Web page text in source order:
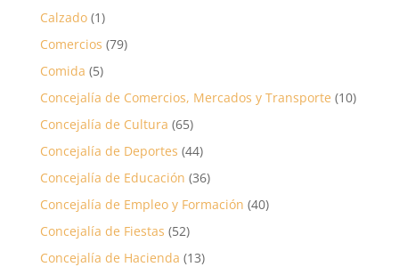
Calzado(1)
Comercios (79)
Comida (5)
Concejalía de Comercios, Mercados y Transporte (10)
Concejalía de Cultura (65)
Concejalía de Deportes (44)
Concejalía de Educación (36)
Concejalía de Empleo y Formación (40)
Concejalía de Fiestas (52)
Concejalía de Hacienda (13)